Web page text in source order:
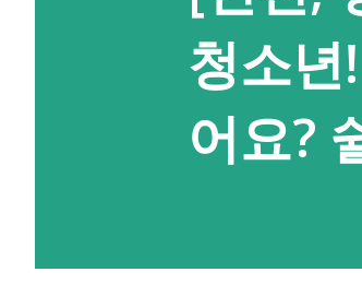
청소년
어요?